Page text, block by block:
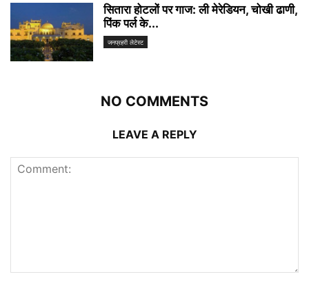
सितारा होटलों पर गाज: ली मेरेडियन, चोखी ढाणी,
पिंक पर्ल के...
जनप्रहरी लेटेस्ट
NO COMMENTS
LEAVE A REPLY